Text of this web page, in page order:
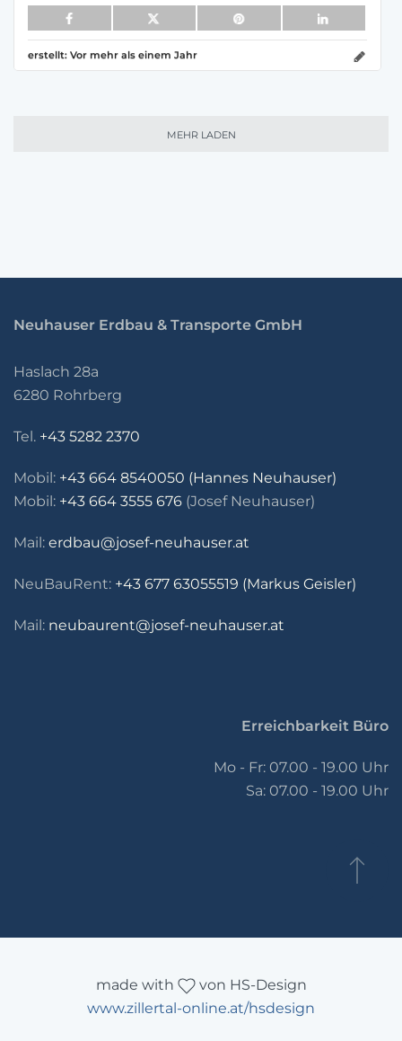
erstellt: Vor mehr als einem Jahr
MEHR LADEN
Neuhauser Erdbau & Transporte GmbH
Haslach 28a
6280 Rohrberg
Tel. +43 5282 2370
Mobil: +43 664 8540050 (Hannes Neuhauser)
Mobil: +43 664 3555 676 (Josef Neuhauser)
Mail: erdbau@josef-neuhauser.at
NeuBauRent: +43 677 63055519 (Markus Geisler)
Mail: neubaurent@josef-neuhauser.at
Erreichbarkeit Büro
Mo - Fr: 07.00 - 19.00 Uhr
Sa: 07.00 - 19.00 Uhr
made with
von HS-Design
www.zillertal-online.at/hsdesign